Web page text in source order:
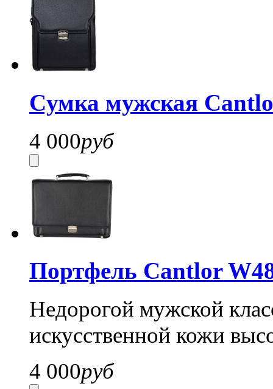
Cумка мужская
4 000руб
Портфель Cantlor
Недорогой мужской
искусственной кожи
4 000руб